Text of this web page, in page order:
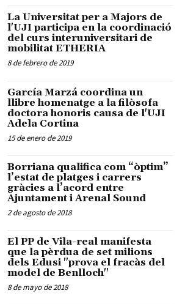
La Universitat per a Majors de
l'UJI participa en la coordinació
del curs interuniversitari de
mobilitat ETHERIA
8 de febrero de 2019
García Marzá coordina un
llibre homenatge a la filòsofa
doctora honoris causa de l'UJI
Adela Cortina
15 de enero de 2019
Borriana qualifica com “òptim”
l’estat de platges i carrers
gràcies a l’acord entre
Ajuntament i Arenal Sound
2 de agosto de 2018
El PP de Vila-real manifesta
que la pèrdua de set milions
dels Edusi "prova el fracàs del
model de Benlloch"
8 de mayo de 2018